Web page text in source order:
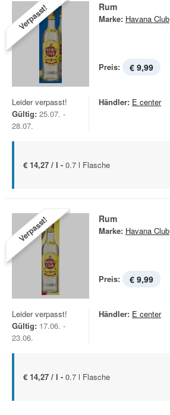
Verpasst! Rum
Marke: Havana Club
Preis: € 9,99
Leider verpasst!
Gültig: 25.07. -
28.07.
Händler: E center
€ 14,27 / l - 0.7 l Flasche
Verpasst! Rum
Marke: Havana Club
Preis: € 9,99
Leider verpasst!
Gültig: 17.06. -
23.06.
Händler: E center
€ 14,27 / l - 0.7 l Flasche